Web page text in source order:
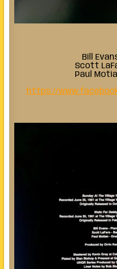
Bill
Scott
Paul
https://